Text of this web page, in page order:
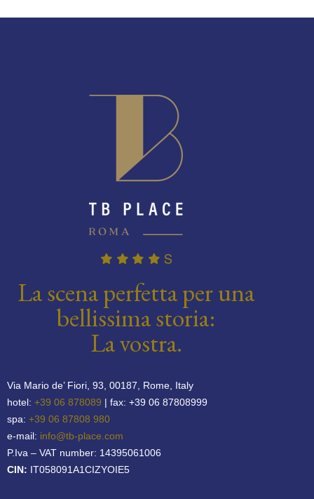
La scena perfetta per una
bellissima storia:
La vostra.
Via Mario de’ Fiori, 93, 00187, Rome, Italy
hotel: +39 06 878089 | fax: +39 06 87808999
spa: +39 06 87808 980
e-mail: info@tb-place.com
P.Iva – VAT number: 14395061006
CIN: IT058091A1CIZYOIE5